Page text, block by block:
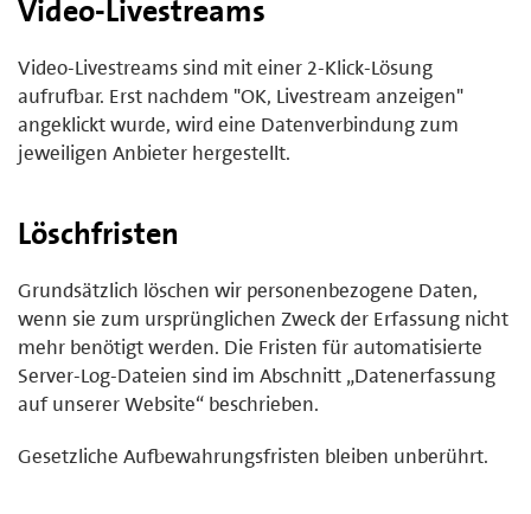
Video-Livestreams
Video-Livestreams sind mit einer 2-Klick-Lösung
aufrufbar. Erst nachdem "OK, Livestream anzeigen"
angeklickt wurde, wird eine Datenverbindung zum
jeweiligen Anbieter hergestellt.
Löschfristen
Grundsätzlich löschen wir personenbezogene Daten,
wenn sie zum ursprünglichen Zweck der Erfassung nicht
mehr benötigt werden. Die Fristen für automatisierte
Server-Log-Dateien sind im Abschnitt „Datenerfassung
auf unserer Website“ beschrieben.
Gesetzliche Aufbewahrungsfristen bleiben unberührt.